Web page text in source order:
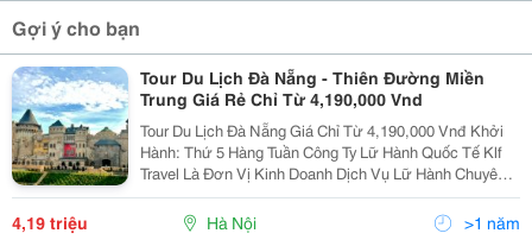
Gợi ý cho bạn
Tour Du Lịch Đà Nẵng - Thiên Đường Miền
Trung Giá Rẻ Chỉ Từ 4,190,000 Vnd
Tour Du Lịch Đà Nẵng Giá Chỉ Từ 4,190,000 Vnđ Khởi
Hành: Thứ 5 Hàng Tuần Công Ty Lữ Hành Quốc Tế Klf
Travel Là Đơn Vị Kinh Doanh Dịch Vụ Lữ Hành Chuyên
Nghiệp Thuộc Tập Đoàn Flc , Chúng Tôi Chuyên Kinh
Doanh Các Tour Du Lịch Trong Nước Và Quốc Tế,
4,19 triệu Hà Nội >1 năm